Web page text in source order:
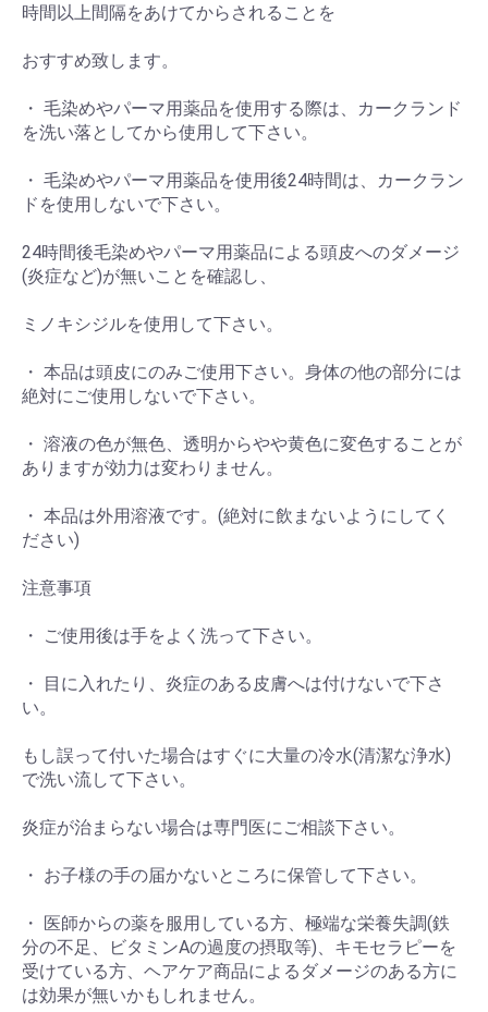
お買い物を続ける カートへ進む
時間以上間隔をあけてからされることを
おすすめ致します。
・ 毛染めやパーマ用薬品を使用する際は、カークランド
を洗い落としてから使用して下さい。
・ 毛染めやパーマ用薬品を使用後24時間は、カークラン
ドを使用しないで下さい。
24時間後毛染めやパーマ用薬品による頭皮へのダメージ
(炎症など)が無いことを確認し、
ミノキシジルを使用して下さい。
・ 本品は頭皮にのみご使用下さい。身体の他の部分には
絶対にご使用しないで下さい。
・ 溶液の色が無色、透明からやや黄色に変色することが
ありますが効力は変わりません。
・ 本品は外用溶液です。(絶対に飲まないようにしてく
ださい)
注意事項
・ ご使用後は手をよく洗って下さい。
・ 目に入れたり、炎症のある皮膚へは付けないで下さ
い。
もし誤って付いた場合はすぐに大量の冷水(清潔な浄水)
で洗い流して下さい。
炎症が治まらない場合は専門医にご相談下さい。
・ お子様の手の届かないところに保管して下さい。
・ 医師からの薬を服用している方、極端な栄養失調(鉄
分の不足、ビタミンAの過度の摂取等)、キモセラピーを
受けている方、ヘアケア商品によるダメージのある方に
は効果が無いかもしれません。